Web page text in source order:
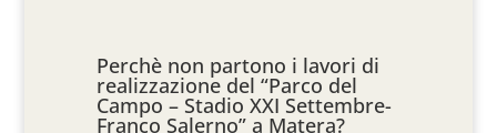
Perchè non partono i lavori di
realizzazione del “Parco del
Campo – Stadio XXI Settembre-
Franco Salerno” a Matera?